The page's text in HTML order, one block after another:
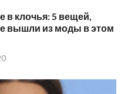
в клочья: 5 вещей,
вышли из моды в этом